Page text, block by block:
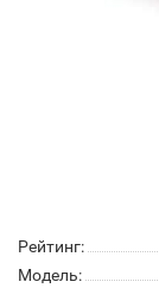
Рейтинг:
Модель: